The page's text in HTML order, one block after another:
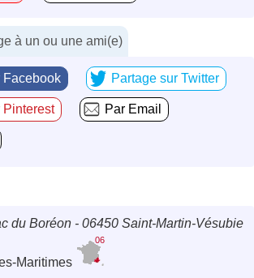
à un ou une ami(e)
Facebook Partage sur Twitter
Pinterest Par Email
du Boréon - 06450 Saint-Martin-Vésubie
Maritimes
06